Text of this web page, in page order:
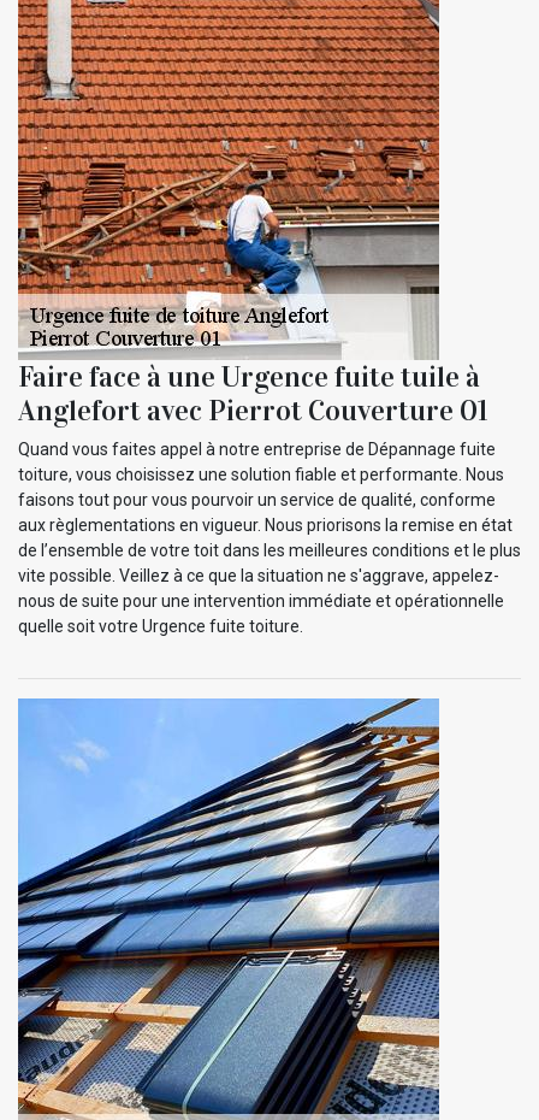
Faire face à une Urgence fuite tuile à
Anglefort avec Pierrot Couverture 01
Quand vous faites appel à notre entreprise de Dépannage fuite
toiture, vous choisissez une solution fiable et performante. Nous
faisons tout pour vous pourvoir un service de qualité, conforme
aux règlementations en vigueur. Nous priorisons la remise en état
de l’ensemble de votre toit dans les meilleures conditions et le plus
vite possible. Veillez à ce que la situation ne s'aggrave, appelez-
nous de suite pour une intervention immédiate et opérationnelle
quelle soit votre Urgence fuite toiture.